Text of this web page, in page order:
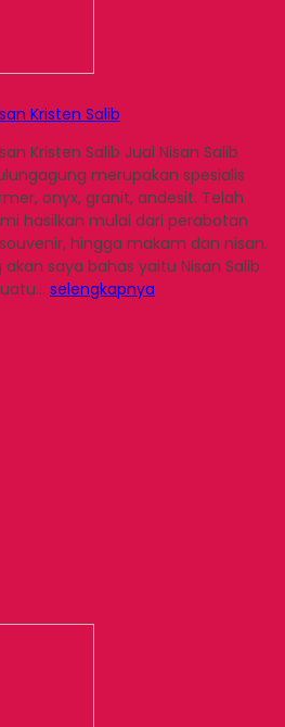
Kristen Salib
Kristen Salib Jual Nisan Salib
merupakan spesialis
onyx, granit, andesit. Telah
hasilkan mulai dari perabotan
hingga makam dan nisan.
saya bahas yaitu Nisan Salib
selengkapnya